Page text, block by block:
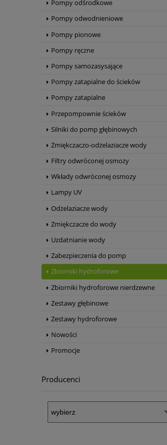
Pompy odśrodkowe
Pompy odwodnieniowe
Pompy pionowe
Pompy ręczne
Pompy samozasysające
Pompy zatapialne do ścieków
Pompy zatapialne
Przepompownie ścieków
Silniki do pomp głębinowych
Zmiękczaczo-odżelaziacze wody
Filtry odwróconej osmozy
Wkłady odwróconej osmozy
Lampy UV
Odżelaziacze wody
Zmiękczacze do wody
Uzdatnianie wody
Zabezpieczenia do pomp
Zbiorniki hydroforowe
Zbiorniki hydroforowe nierdzewne
Zestawy głębinowe
Zestawy hydroforowe
Nowości
Promocje
Producenci